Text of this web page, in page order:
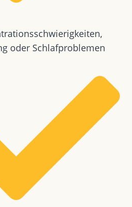
oder Schlafproblemen